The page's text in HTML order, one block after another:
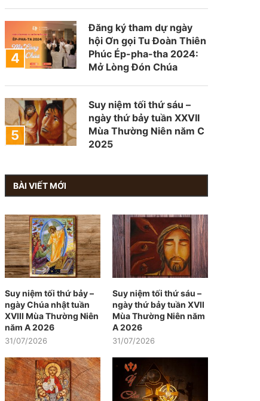
Đăng ký tham dự ngày
hội Ơn gọi Tu Đoàn Thiên
Phúc Ép-pha-tha 2024:
Mở Lòng Đón Chúa
Suy niệm tối thứ sáu –
ngày thứ bảy tuần XXVII
Mùa Thường Niên năm C
2025
BÀI VIẾT MỚI
Suy niệm tối thứ bảy –
ngày Chúa nhật tuần
XVIII Mùa Thường Niên
năm A 2026
31/07/2026
Suy niệm tối thứ sáu –
ngày thứ bảy tuần XVII
Mùa Thường Niên năm
A 2026
31/07/2026